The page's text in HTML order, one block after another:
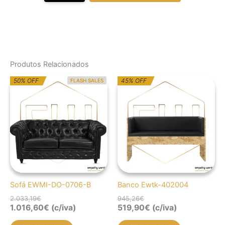
Produtos Relacionados
FLASH SALES
50% OFF
Sofá EWMI-DO-0706-B
2.033,19€
O
preço
era:
2.033,19€.
O
preço
é:
1.016,60€.
1.016,60€ (c/iva)
45% OFF
Banco Ewtk-402004
945,26€
O
preço
original
era:
945,26€.
O
preço
atual
é:
519,90€.
519,90€ (c/iva)